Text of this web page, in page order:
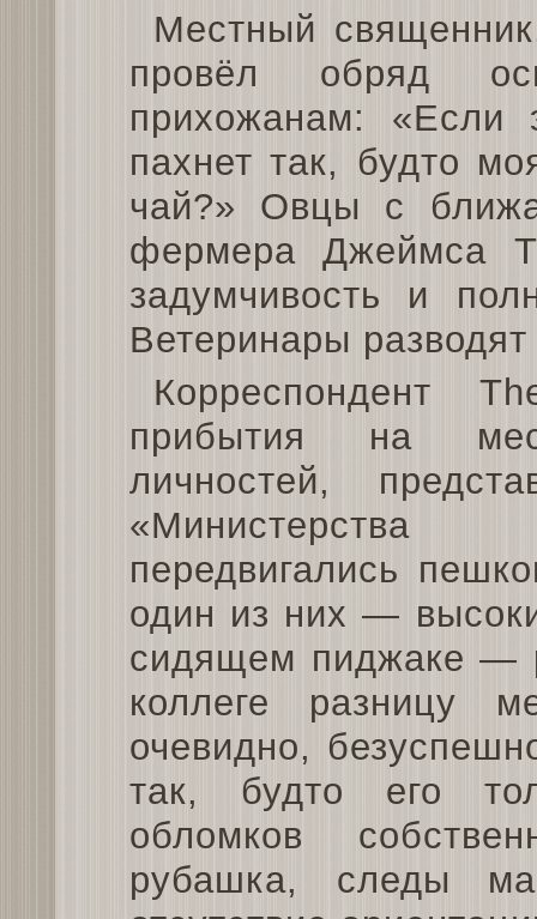
Местный
провёл обряд
прихожанам:
пахнет так, будто
чай?» Овцы с
фермера Джеймса
задумчивость и
Ветеринары
Корреспондент
прибытия на
личностей,
«Министерства
передвигались
один из них —
сидящем пиджаке —
коллеге разницу
очевидно,
так, будто его
обломков
рубашка, следы